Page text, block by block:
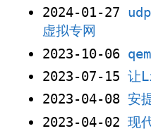
2024-01-27
虚拟专网
2023-10-06
2023-07-15 让
2023-04-08 安
2023-04-02 现